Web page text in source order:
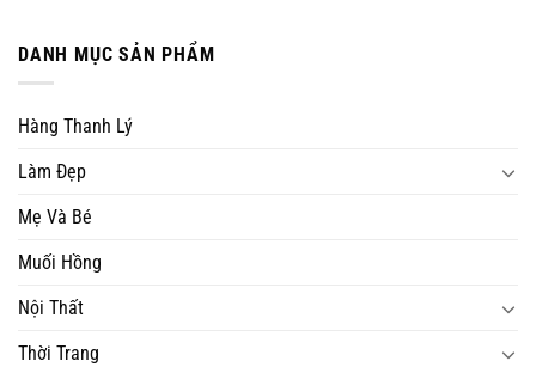
DANH MỤC SẢN PHẨM
Hàng Thanh Lý
Làm Đẹp
Mẹ Và Bé
Muối Hồng
Nội Thất
Thời Trang